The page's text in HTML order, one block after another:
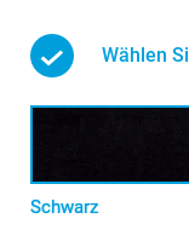
Wählen
Schwarz